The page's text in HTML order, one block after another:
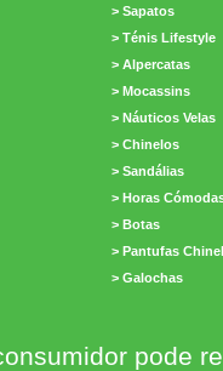
> Sapatos
> Ténis Lifestyle
> Alpercatas
> Mocassins
> Náuticos Velas
> Chinelos
> Sandálias
> Horas
> Botas
> Pantufas
> Galochas
pode